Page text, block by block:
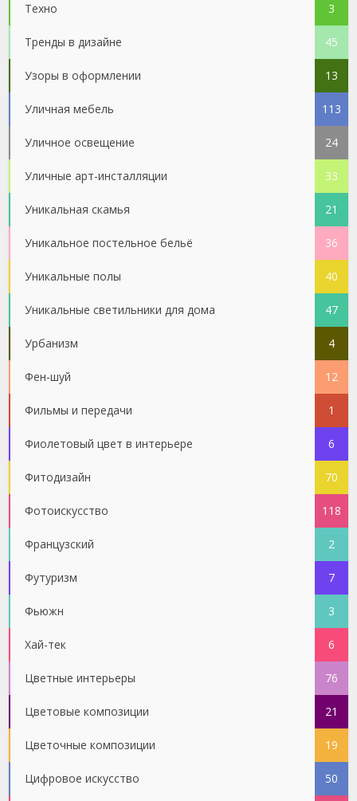
Техно 3
Тренды в дизайне 45
Узоры в оформлении 13
Уличная мебель 113
Уличное освещение 24
Уличные арт-инсталляции 33
Уникальная скамья 21
Уникальное постельное бельё 36
Уникальные полы 40
Уникальные светильники для дома 47
Урбанизм 4
Фен-шуй 12
Фильмы и передачи 1
Фиолетовый цвет в интерьере 6
Фитодизайн 70
Фотоискусство 118
Французский 2
Футуризм 7
Фьюжн 3
Хай-тек 6
Цветные интерьеры 76
Цветовые композиции 21
Цветочные композиции 19
Цифровое искусство 50